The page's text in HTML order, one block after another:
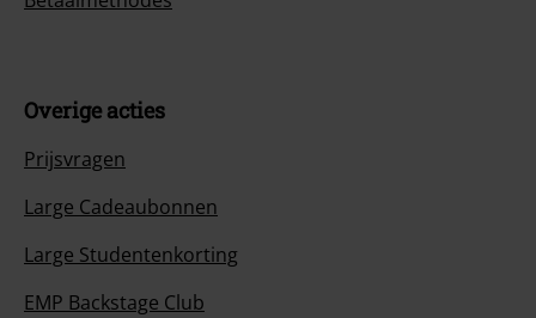
Overige acties
Prijsvragen
Large Cadeaubonnen
Large Studentenkorting
EMP Backstage Club